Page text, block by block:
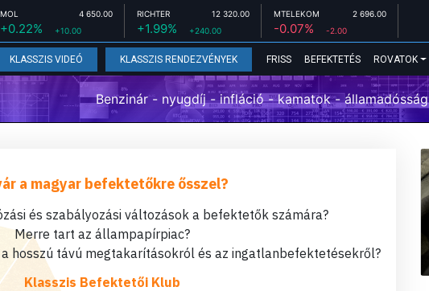
MOL 4 650.00
+0.22% +10.00
RICHTER 12 320.00
+1.99% +240.00
MTELEKOM 2 696.00
-0.07% -2.00
KLASSZIS VIDEÓ KLASSZIS RENDEZVÉNYEK FRISS BEFEKTETÉS ROVATOK
Benzinár - nyugdíj - infláció - kamatok - államadósság
a magyar befektetőkre ősszel?
és szabályozási változások a befektetők számára?
Merre tart az állampapírpiac?
hosszú távú megtakarításokról és az ingatlanbefektetésekről?
Klasszis Befektetői Klub